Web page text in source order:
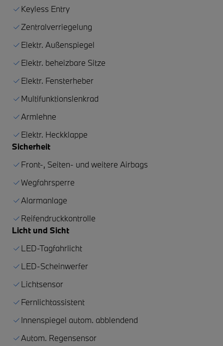
Keyless Entry
Zentralverriegelung
Elektr. Außenspiegel
Elektr. beheizbare Sitze
Elektr. Fensterheber
Multifunktionslenkrad
Armlehne
Elektr. Heckklappe
Sicherheit
Front-, Seiten- und weitere Airbags
Wegfahrsperre
Alarmanlage
Reifendruckkontrolle
Licht und Sicht
LED-Tagfahrlicht
LED-Scheinwerfer
Lichtsensor
Fernlichtassistent
Innenspiegel autom. abblendend
Autom. Regensensor